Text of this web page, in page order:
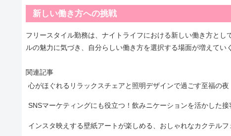
新しい働き方への挑戦
フリースタイル勤務は、ナイトライフにおける新しい働き方と
ルの魅力に気づき、自分らしい働き方を選択する場面が増えてい
関連記事
心がほぐれるリラックスチェアと照明デザインで過ごす至福の夜
SNSマーケティングにも役立つ！飲みニケーションを活かした接
インスタ映えする壁紙アートが楽しめる、おしゃれなカクテルフ